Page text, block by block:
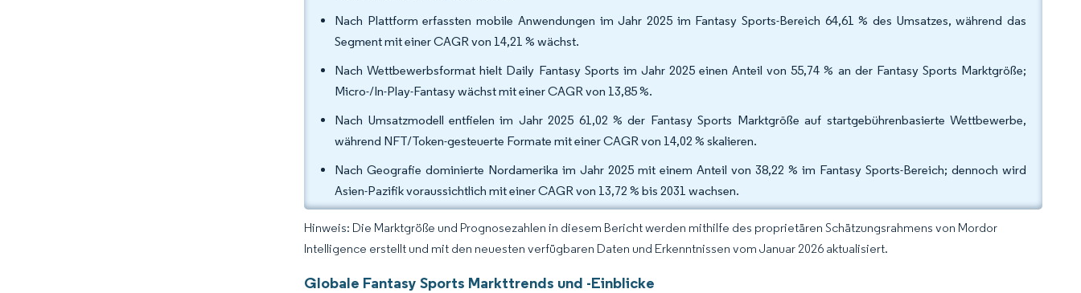
Nach Plattform erfassten mobile Anwendungen im Jahr 2025 im Fantasy Sports-Bereich 64,61 % des Umsatzes, während das
Segment mit einer CAGR von 14,21 % wächst.
Nach Wettbewerbsformat hielt Daily Fantasy Sports im Jahr 2025 einen Anteil von 55,74 % an der Fantasy Sports Marktgröße;
Micro-/In-Play-Fantasy wächst mit einer CAGR von 13,85 %.
Nach Umsatzmodell entfielen im Jahr 2025 61,02 % der Fantasy Sports Marktgröße auf startgebührenbasierte Wettbewerbe,
während NFT/Token-gesteuerte Formate mit einer CAGR von 14,02 % skalieren.
Nach Geografie dominierte Nordamerika im Jahr 2025 mit einem Anteil von 38,22 % im Fantasy Sports-Bereich; dennoch wird
Asien-Pazifik voraussichtlich mit einer CAGR von 13,72 % bis 2031 wachsen.
Hinweis: Die Marktgröße und Prognosezahlen in diesem Bericht werden mithilfe des proprietären Schätzungsrahmens von Mordor
Intelligence erstellt und mit den neuesten verfügbaren Daten und Erkenntnissen vom Januar 2026 aktualisiert.
Globale Fantasy Sports Markttrends und -Einblicke